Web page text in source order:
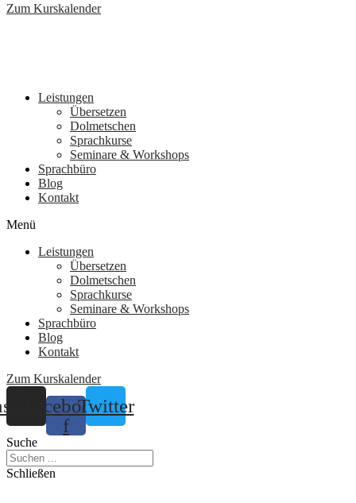
Zum Kurskalender
Leistungen
Übersetzen
Dolmetschen
Sprachkurse
Seminare & Workshops
Sprachbüro
Blog
Kontakt
Menü
Leistungen
Übersetzen
Dolmetschen
Sprachkurse
Seminare & Workshops
Sprachbüro
Blog
Kontakt
Zum Kurskalender
Facebook-
f
Twitter
Suche
Schließen